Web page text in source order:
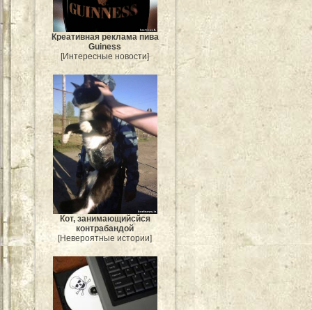
Креативная реклама пива
Guiness
[Интересные новости]
Кот, занимающийсйся
контрабандой
[Невероятные истории]